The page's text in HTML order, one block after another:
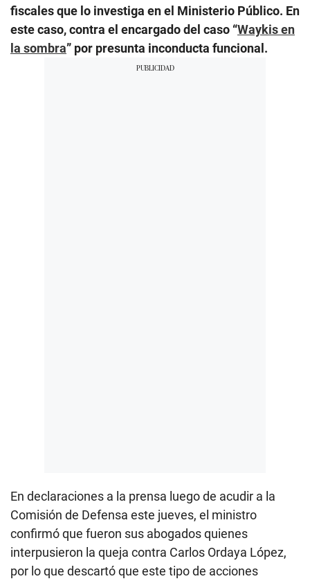
fiscales que lo investiga en el Ministerio Público. En
este caso, contra el encargado del caso “Waykis en
la sombra” por presunta inconducta funcional.
En declaraciones a la prensa luego de acudir a la
Comisión de Defensa este jueves, el ministro
confirmó que fueron sus abogados quienes
interpusieron la queja contra Carlos Ordaya López,
por lo que descartó que este tipo de acciones